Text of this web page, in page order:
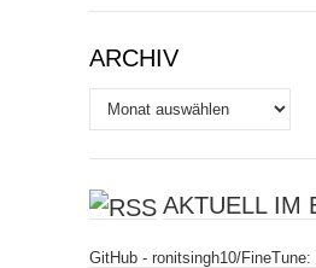
ARCHIV
Archiv
AKTUELL IM
GitHub - ronitsingh10/